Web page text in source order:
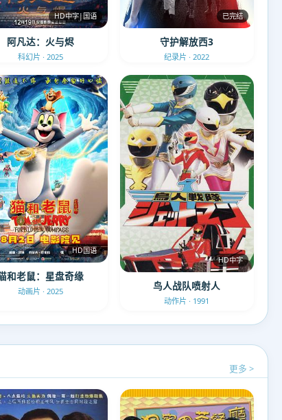
HD中字|国语
阿凡达：火与烬
科幻片 · 2025
已完结
守护解放西3
纪录片 · 2022
HD国语
和老鼠：星盘奇缘
动画片 · 2025
HD中字
鸟人战队喷射人
动作片 · 1991
更多 >